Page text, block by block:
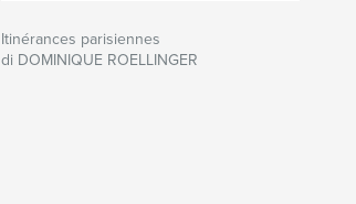
Itinérances parisiennes
di DOMINIQUE ROELLINGER